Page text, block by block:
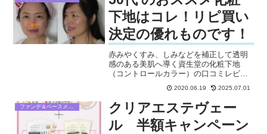
ーションを選ぶ基準は、この５つです。
下地はコレ！リピ買い
決定の優れものです！
赤みやくすみ、しみなどを補正して透明
感のある美肌へ導く資生堂の化粧下地
（コントロールカラー）の口コミレビュ
ーをしています。色は3色あり、細かいシ
ワやシミもうまく隠されて、お肌がキレ
イに見えるので50代におすすめの化粧下
地です。
2020.06.19 2025.07.01
ファンデ＆ベースメイク
クリアエステヴェー
ル 半額キャンペーン